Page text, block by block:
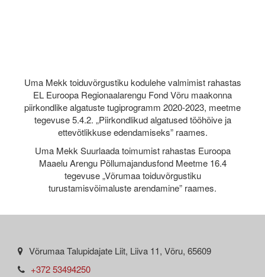
Uma Mekk toiduvõrgustiku kodulehe valmimist rahastas
EL Euroopa Regionaalarengu Fond Võru maakonna
piirkondlike algatuste tugiprogramm 2020-2023, meetme
tegevuse 5.4.2. „Piirkondlikud algatused tööhõive ja
ettevõtlikkuse edendamiseks” raames.
Uma Mekk Suurlaada toimumist rahastas Euroopa
Maaelu Arengu Põllumajandusfond Meetme 16.4
tegevuse „Võrumaa toiduvõrgustiku
turustamisvõimaluste arendamine” raames.
Võrumaa Talupidajate Liit, Liiva 11, Võru, 65609
+372 53494250